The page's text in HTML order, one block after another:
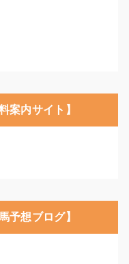
案内サイト】
予想ブログ】